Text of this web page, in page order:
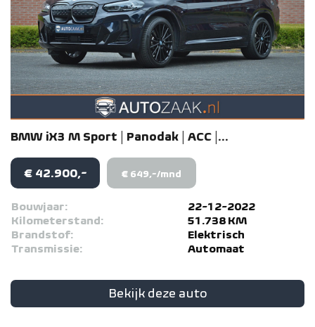
BMW iX3 M Sport | Panodak | ACC |...
€ 42.900,- € 649,-/mnd
Bouwjaar:
22-12-2022
Kilometerstand:
51.738 KM
Brandstof:
Elektrisch
Transmissie:
Automaat
Bekijk deze auto